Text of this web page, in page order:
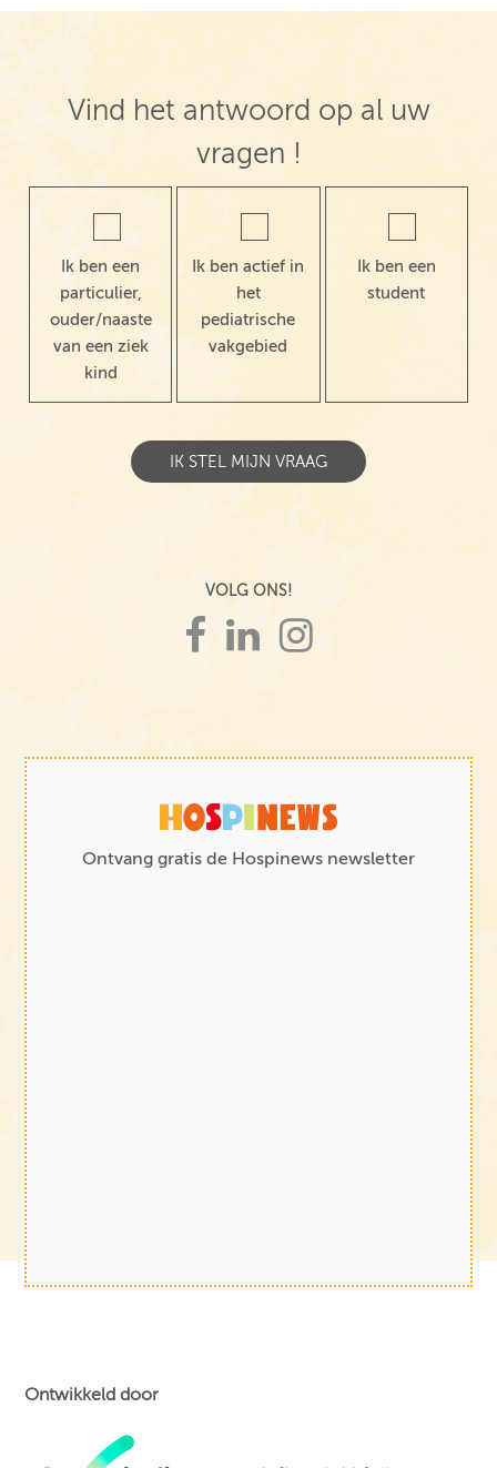
Vind het antwoord op al uw
vragen !
Ik ben een
particulier,
ouder/naaste
van een ziek
kind
Ik ben actief in
het
pediatrische
vakgebied
Ik ben een
student
VOLG ONS!
Ontvang gratis de Hospinews newsletter
Ontwikkeld door